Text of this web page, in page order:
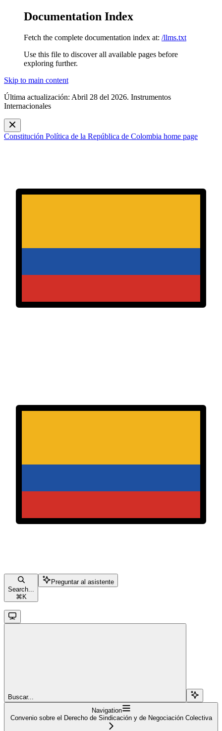
Documentation Index
Fetch the complete documentation index at: /llms.txt
Use this file to discover all available pages before
exploring further.
Skip to main content
Última actualización: Abril 28 del 2026. Instrumentos
Internacionales
Constitución Política de la República de Colombia home page
Search...
⌘ K
Preguntar al asistente
Buscar...
Navigation
Convenio sobre el Derecho de Sindicación y de Negociación Colectiva